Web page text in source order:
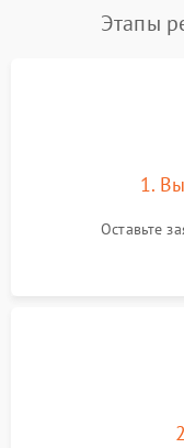
Этапы
1.
Оставьте